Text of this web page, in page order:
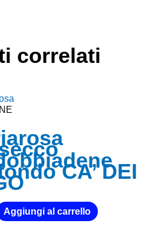
correlati
CA’ DEI
Aggiungi al carrello